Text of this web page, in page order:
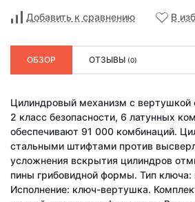
Добавить к сравнению В
ОБЗОР ОТЗЫВЫ (0)
Цилиндровый механизм с вертушкой
2 класс безопасности, 6 латунных
обеспечивают 91 000 комбинаций.
стальными штифтами против
усложнения вскрытия цилиндров
пины грибовидной формы. Тип
Исполнение: ключ-вертушка.